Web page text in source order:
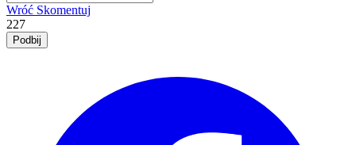
Wróć Skomentuj
227
Podbij